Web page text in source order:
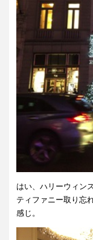
はい、ハリーウィン
ティファニー取り忘
感じ。